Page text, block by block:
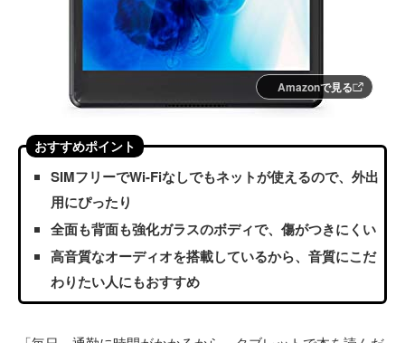
Amazonで見る
おすすめポイント
SIMフリーでWi-Fiなしでもネットが使えるので、外出
用にぴったり
全面も背面も強化ガラスのボディで、傷がつきにくい
高音質なオーディオを搭載しているから、音質にこだ
わりたい人にもおすすめ